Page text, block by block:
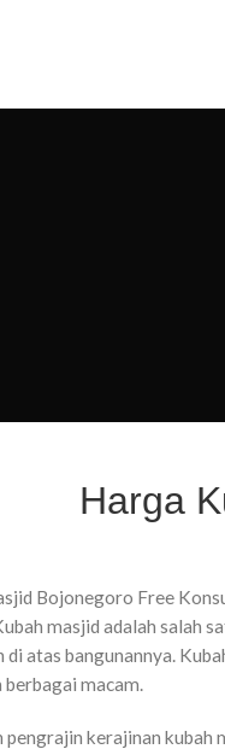
Harga
Bojonegoro Free
masjid adalah salah
atas bangunannya.
berbagai macam.
kerajinan